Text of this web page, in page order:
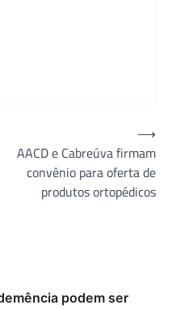
AACD e Cabreúva firmam
convênio para oferta de
produtos ortopédicos
⟶
podem ser